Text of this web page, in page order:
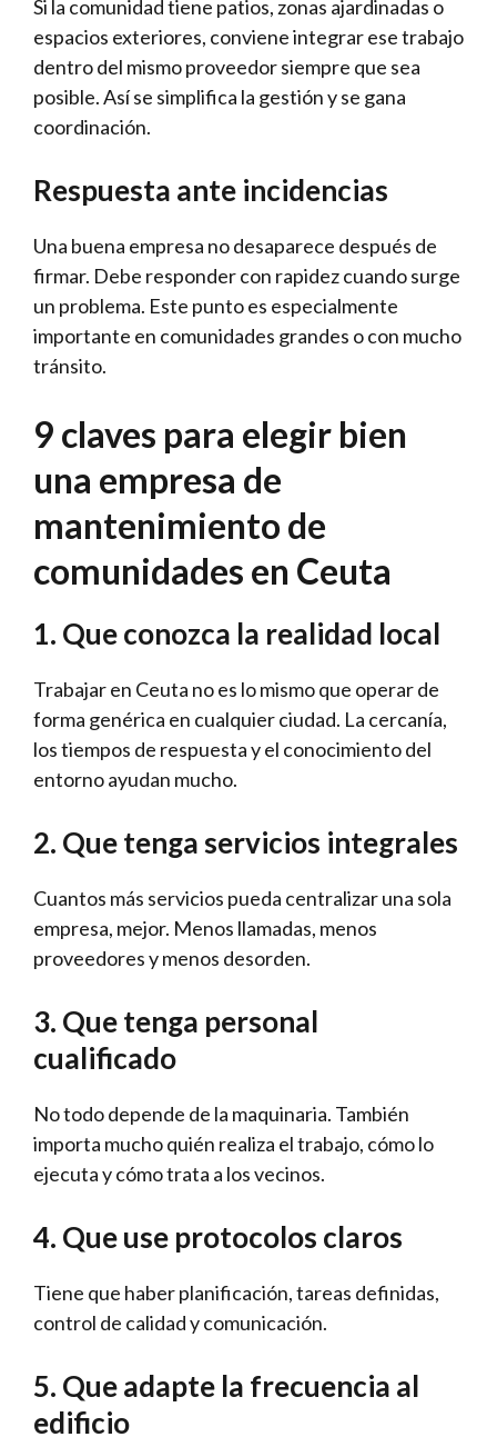
Si la comunidad tiene patios, zonas ajardinadas o
espacios exteriores, conviene integrar ese trabajo
dentro del mismo proveedor siempre que sea
posible. Así se simplifica la gestión y se gana
coordinación.
Respuesta ante incidencias
Una buena empresa no desaparece después de
firmar. Debe responder con rapidez cuando surge
un problema. Este punto es especialmente
importante en comunidades grandes o con mucho
tránsito.
9 claves para elegir bien
una empresa de
mantenimiento de
comunidades en Ceuta
1. Que conozca la realidad local
Trabajar en Ceuta no es lo mismo que operar de
forma genérica en cualquier ciudad. La cercanía,
los tiempos de respuesta y el conocimiento del
entorno ayudan mucho.
2. Que tenga servicios integrales
Cuantos más servicios pueda centralizar una sola
empresa, mejor. Menos llamadas, menos
proveedores y menos desorden.
3. Que tenga personal
cualificado
No todo depende de la maquinaria. También
importa mucho quién realiza el trabajo, cómo lo
ejecuta y cómo trata a los vecinos.
4. Que use protocolos claros
Tiene que haber planificación, tareas definidas,
control de calidad y comunicación.
5. Que adapte la frecuencia al
edificio